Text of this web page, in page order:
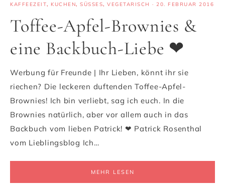
KAFFEEZEIT, KUCHEN, SÜSSES , VEGETARISCH · 20. FEBRUAR 2016
Toffee-Apfel-Brownies &
eine Backbuch-Liebe ❤
Werbung für Freunde | Ihr Lieben, könnt ihr sie
riechen? Die leckeren duftenden Toffee-Apfel-
Brownies! Ich bin verliebt, sag ich euch. In die
Brownies natürlich, aber vor allem auch in das
Backbuch vom lieben Patrick! ❤ Patrick Rosenthal
vom Lieblingsblog Ich…
MEHR LESEN